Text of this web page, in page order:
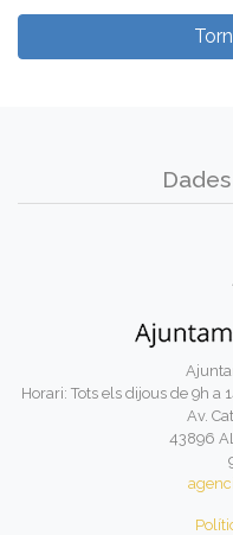
Horari: Tots els dijous de 9h
Av.
43896